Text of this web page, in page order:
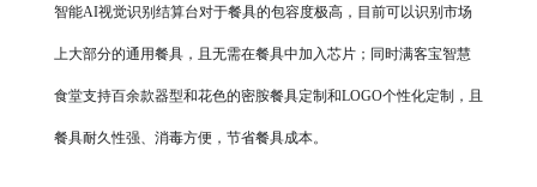
智能AI视觉识别结算台对于餐具的包容度极高，目前可以识别市场
上大部分的通用餐具，且无需在餐具中加入芯片；同时满客宝智慧
食堂支持百余款器型和花色的密胺餐具定制和LOGO个性化定制，且
餐具耐久性强、消毒方便，节省餐具成本。